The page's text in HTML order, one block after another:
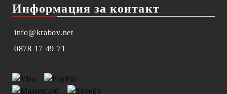
Информация за контакт
info@krabov.net
0878 17 49 71